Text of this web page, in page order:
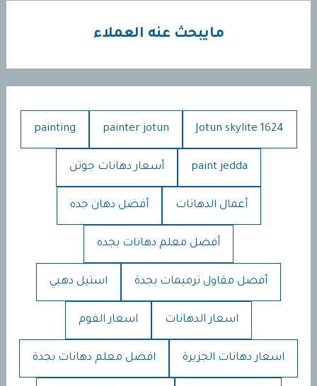
مايبحث عنه العملاء
Jotun skylite 1624
painter jotun
painting
paint jedda أسعار دهانات جوتن
أعمال الدهانات أفضل دهان جده
أفضل معلم دهانات بجده
أفضل مقاول ترميمات بجدة استيل دهبي
اسعار الدهانات اسعار الفوم
اسعار دهانات الجزيرة افضل معلم دهانات بجدة